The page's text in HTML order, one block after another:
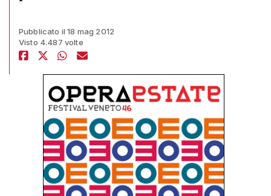
Pubblicato il 18 mag 2012
Visto 4.487 volte